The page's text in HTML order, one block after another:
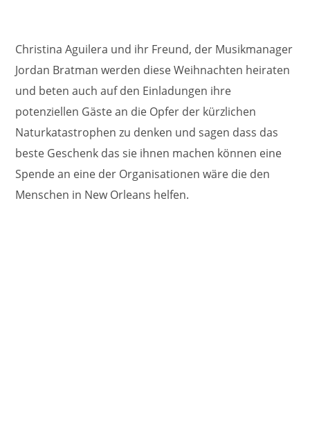
Christina Aguilera und ihr Freund, der Musikmanager
Jordan Bratman werden diese Weihnachten heiraten
und beten auch auf den Einladungen ihre
potenziellen Gäste an die Opfer der kürzlichen
Naturkatastrophen zu denken und sagen dass das
beste Geschenk das sie ihnen machen können eine
Spende an eine der Organisationen wäre die den
Menschen in New Orleans helfen.